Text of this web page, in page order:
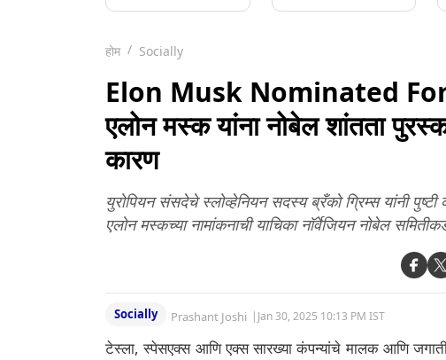
धक्कादायक अंत
होम Socially
Elon Musk Nominated
एलोन मस्क यांना नोबेल शांतता
कारण
युरोपियन संसदेचे स्लोव्हेनियन सदस्य ब्रँको ग्रिम्स यांनी
एलोन मस्कच्या नामांकनाची याचिका नॉर्वेजियन नोबेल
Socially Prashant Joshi | Jan 30, 2025 10:13 PM IST
टेस्ला, स्पेसएक्स आणि एक्स सारख्या कंपन्यांचे मालक आणि